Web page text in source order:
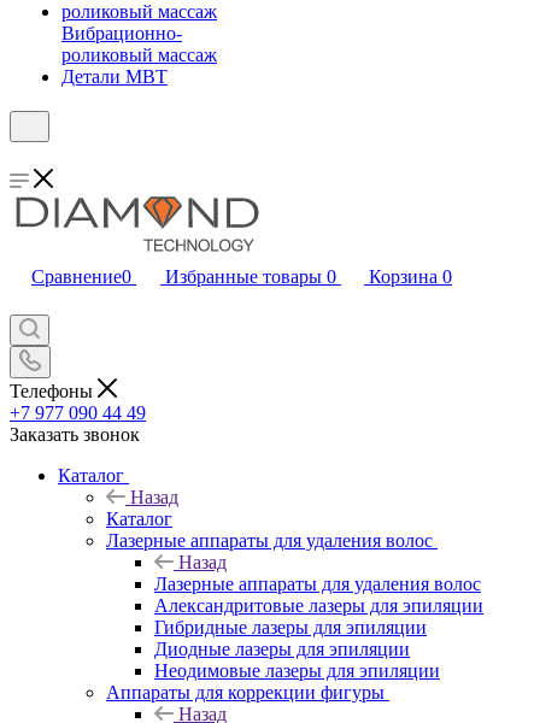
Вибрационно-
роликовый массаж
Детали MBT
Сравнение0 Избранные товары 0 Корзина 0
Телефоны
+7 977 090 44 49
Заказать звонок
Каталог
Назад
Каталог
Лазерные аппараты для удаления волос
Назад
Лазерные аппараты для удаления волос
Александритовые лазеры для эпиляции
Гибридные лазеры для эпиляции
Диодные лазеры для эпиляции
Неодимовые лазеры для эпиляции
Аппараты для коррекции фигуры
Назад